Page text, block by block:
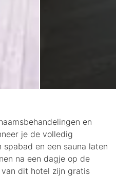
en
je de volledig
en een sauna laten
na een dagje op de
dit hotel zijn gratis